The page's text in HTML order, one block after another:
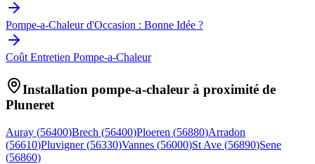
Pompe-a-Chaleur d'Occasion : Bonne Idée ?
Coût Entretien Pompe-a-Chaleur
Installation pompe-a-chaleur à proximité de
Pluneret
Auray (56400)Brech (56400)Ploeren (56880)Arradon
(56610)Pluvigner (56330)Vannes (56000)St Ave (56890)Sene
(56860)